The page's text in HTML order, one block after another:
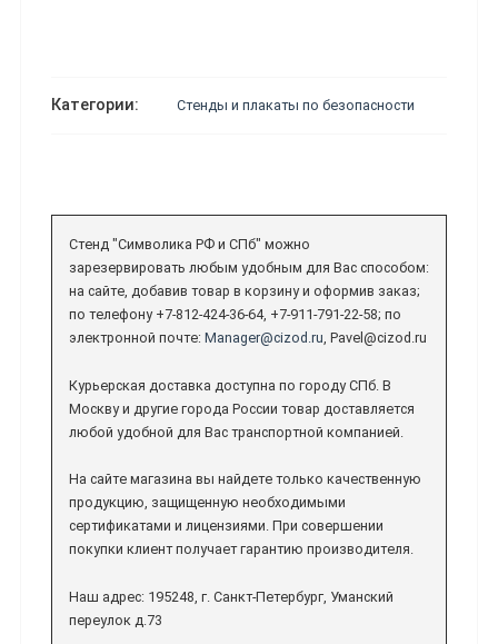
Категории: Стенды и плакаты по безопасности
Стенд "Символика РФ и СПб" можно
зарезервировать любым удобным для Вас способом:
на сайте, добавив товар в корзину и оформив заказ;
по телефону +7-812-424-36-64, +7-911-791-22-58; по
электронной почте: Manager@cizod.ru, Pavel@cizod.ru
Курьерская доставка доступна по городу СПб. В
Москву и другие города России товар доставляется
любой удобной для Вас транспортной компанией.
На сайте магазина вы найдете только качественную
продукцию, защищенную необходимыми
сертификатами и лицензиями. При совершении
покупки клиент получает гарантию производителя.
Наш адрес: 195248, г. Санкт-Петербург, Уманский
переулок д.73